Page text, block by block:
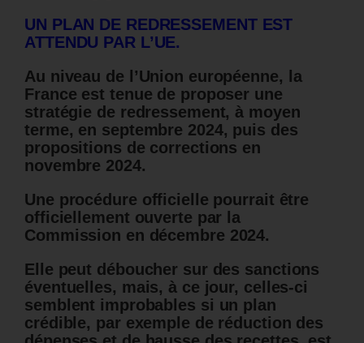
UN PLAN DE REDRESSEMENT EST
ATTENDU PAR L’UE.
Au niveau de l’Union européenne, la
France est tenue de proposer une
stratégie de redressement, à moyen
terme, en septembre 2024, puis des
propositions de corrections en
novembre 2024.
Une procédure officielle pourrait être
officiellement ouverte par la
Commission en décembre 2024.
Elle peut déboucher sur des sanctions
éventuelles, mais, à ce jour, celles-ci
semblent improbables si un plan
crédible, par exemple de réduction des